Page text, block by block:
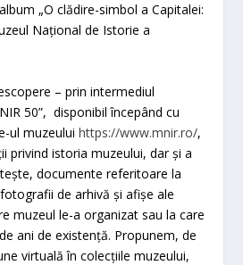
„O clădire-simbol a Capitalei:
Național de Istorie a
– prin intermediul
50”, disponibil începând cu
ul muzeuluihttps://www.mnir.ro/,
privind istoria muzeului, dar și a
documente referitoare la
de arhivă și afișe ale
muzeul le-a organizat sau la care
ani de existență. Propunem, de
virtuală în colecțiile muzeului,